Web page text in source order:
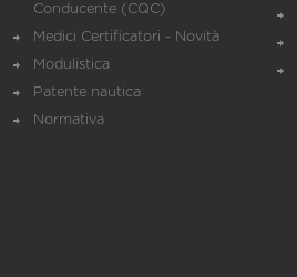
Conducente (CQC)
Medici Certificatori - Novità
Modulistica
Patente nautica
Normativa